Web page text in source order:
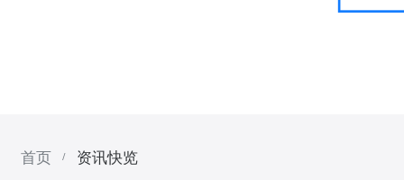
首页 / 资讯快览